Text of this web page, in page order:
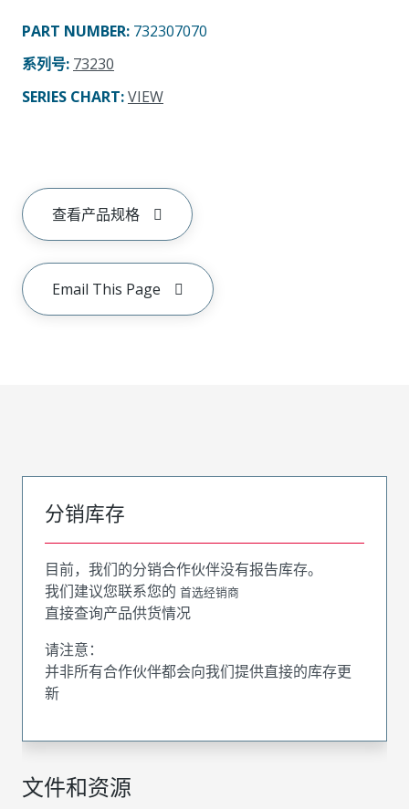
PART NUMBER: 732307070
系列号: 73230
SERIES CHART:VIEW
查看产品规格
Email This Page
文件和资源
分销库存
目前，我们的分销合作伙伴没有报告库存。
我们建议您联系您的 首选经销商
直接查询产品供货情况
请注意：
并非所有合作伙伴都会向我们提供直接的库存更
新